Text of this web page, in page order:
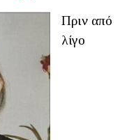
Πριν από
λίγο